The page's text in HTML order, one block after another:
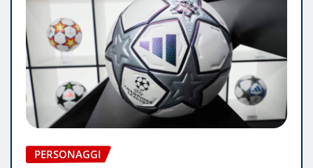
PERSONAGGI